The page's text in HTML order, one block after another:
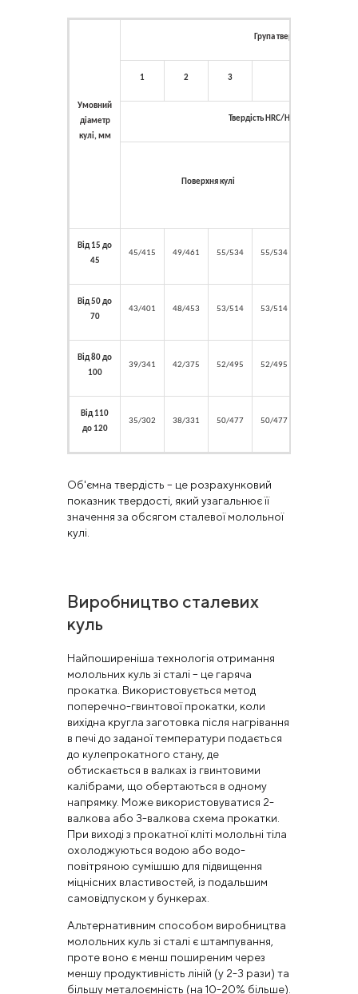
Умовний
діаметр
кулі, мм
Група твердості
1 2 3
Твердість HRC/ HB
Поверхня кулі
Від 15 до
45
45/415 49/461 55/534 55/534
Від50 до
70
43/401 48/453 53/514 53/514
Від80 до
100
39/341 42/375 52/495 52/495
Від110
до 120
35/302 38/331 50/477 50/477
Об'ємна твердість – це розрахунковий
показник твердості, який узагальнює її
значення за обсягом сталевої молольної
кулі.
Виробництво сталевих
куль
Найпоширеніша технологія отримання
молольних куль зі сталі – це гаряча
прокатка. Використовується метод
поперечно-гвинтової прокатки, коли
вихідна кругла заготовка після нагрівання
в печі до заданої температури подається
до кулепрокатного стану, де
обтискається в валках із гвинтовими
калібрами, що обертаються в одному
напрямку. Може використовуватися 2-
валкова або 3-валкова схема прокатки.
При виході з прокатної кліті молольні тіла
охолоджуються водою або водо-
повітряною сумішшю для підвищення
міцнісних властивостей, із подальшим
самовідпуском у бункерах.
Альтернативним способом виробництва
молольних куль зі сталі є штампування,
проте воно є менш поширеним через
меншу продуктивність ліній (у 2-3 рази) та
більшу металоємність (на 10-20% більше).